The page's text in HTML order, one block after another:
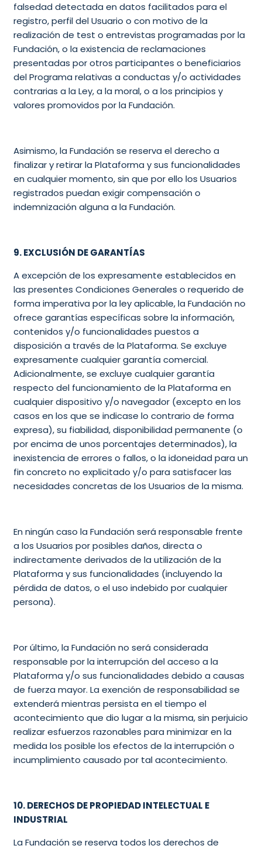
falsedad detectada en datos facilitados para el
registro, perfil del Usuario o con motivo de la
realización de test o entrevistas programadas por la
Fundación, o la existencia de reclamaciones
presentadas por otros participantes o beneficiarios
del Programa relativas a conductas y/o actividades
contrarias a la Ley, a la moral, o a los principios y
valores promovidos por la Fundación.
Asimismo, la Fundación se reserva el derecho a
finalizar y retirar la Plataforma y sus funcionalidades
en cualquier momento, sin que por ello los Usuarios
registrados puedan exigir compensación o
indemnización alguna a la Fundación.
9. EXCLUSIÓN DE GARANTÍAS
A excepción de los expresamente establecidos en
las presentes Condiciones Generales o requerido de
forma imperativa por la ley aplicable, la Fundación no
ofrece garantías específicas sobre la información,
contenidos y/o funcionalidades puestos a
disposición a través de la Plataforma. Se excluye
expresamente cualquier garantía comercial.
Adicionalmente, se excluye cualquier garantía
respecto del funcionamiento de la Plataforma en
cualquier dispositivo y/o navegador (excepto en los
casos en los que se indicase lo contrario de forma
expresa), su fiabilidad, disponibilidad permanente (o
por encima de unos porcentajes determinados), la
inexistencia de errores o fallos, o la idoneidad para un
fin concreto no explicitado y/o para satisfacer las
necesidades concretas de los Usuarios de la misma.
En ningún caso la Fundación será responsable frente
a los Usuarios por posibles daños, directa o
indirectamente derivados de la utilización de la
Plataforma y sus funcionalidades (incluyendo la
pérdida de datos, o el uso indebido por cualquier
persona).
Por último, la Fundación no será considerada
responsable por la interrupción del acceso a la
Plataforma y/o sus funcionalidades debido a causas
de fuerza mayor. La exención de responsabilidad se
extenderá mientras persista en el tiempo el
acontecimiento que dio lugar a la misma, sin perjuicio
realizar esfuerzos razonables para minimizar en la
medida los posible los efectos de la interrupción o
incumplimiento causado por tal acontecimiento.
10. DERECHOS DE PROPIEDAD INTELECTUAL E
INDUSTRIAL
La Fundación se reserva todos los derechos de